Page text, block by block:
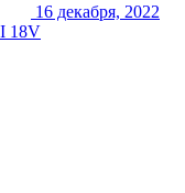
16 декабря, 2022
18V